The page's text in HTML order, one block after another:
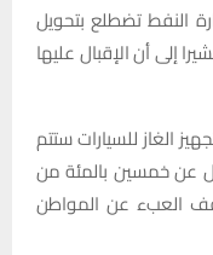
النفط تضطلع بتحويل
إلى أن الإقبال عليها
الغاز للسيارات ستتم
عن خمسين بالمئة من
العبء عن المواطن